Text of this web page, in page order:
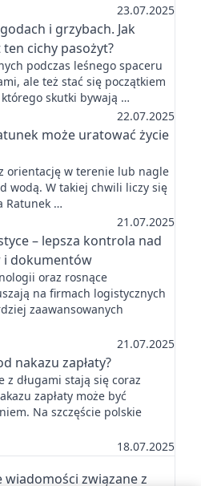
23.07.2025
i grzybach. Jak
cichy pasożyt?
podczas leśnego spaceru
ale też stać się początkiem
skutki bywają …
22.07.2025
może uratować życie
orientację w terenie lub nagle
wodą. W takiej chwili liczy się
Ratunek …
21.07.2025
– lepsza kontrola nad
i dokumentów
oraz rosnące
na firmach logistycznych
zaawansowanych
21.07.2025
nakazu zapłaty?
z długami stają się coraz
zapłaty może być
Na szczęście polskie
18.07.2025
wiadomości związane z